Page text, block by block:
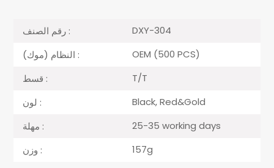
رقم الصنف :
DXY-304
النظام (موك) :
OEM (500 PCS)
قسط :
T/T
لون :
Black, Red&Gold
مهلة :
25-35 working days
وزن :
157g